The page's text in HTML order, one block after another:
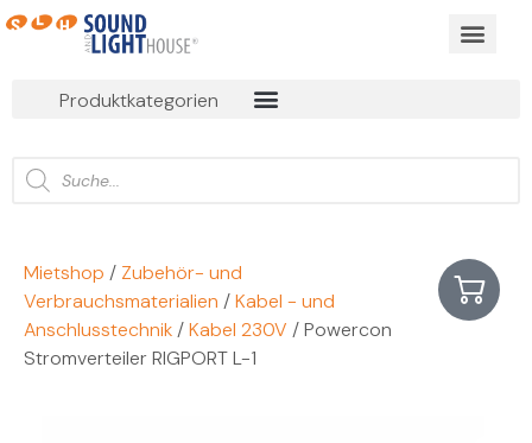
Produktkategorien
Mietshop / Zubehör- und
Verbrauchsmaterialien /Kabel - und
Anschlusstechnik /Kabel 230V / Powercon
Stromverteiler RIGPORT L-1